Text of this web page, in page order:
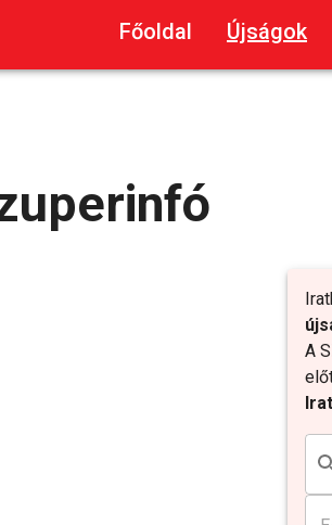
Főoldal Újságok
A